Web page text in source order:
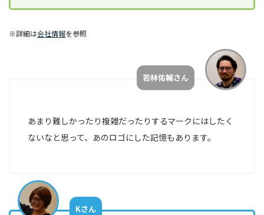
※詳細は会社情報を参照
若林佑輔さん
あまり難しかったり複雑だったりするマークにはしたく
ないなと思って、あのロゴにした記憶もあります。
Kさん